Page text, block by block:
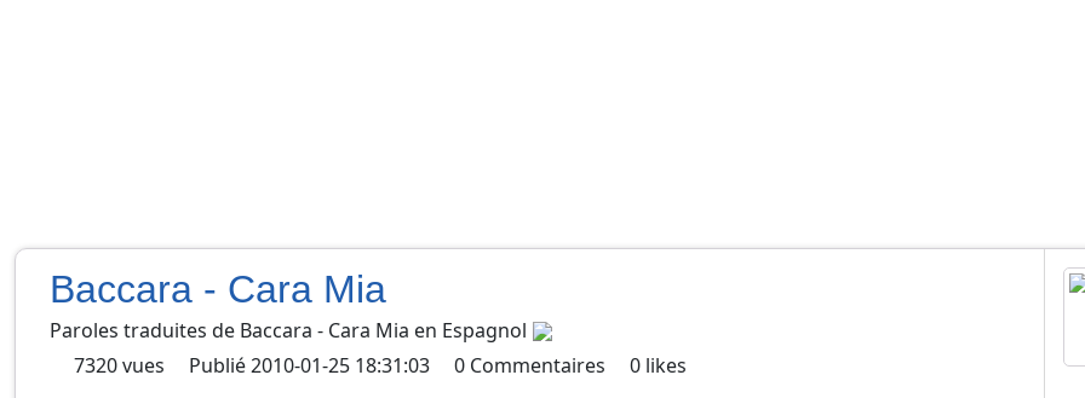
Baccara - Cara Mia
Paroles traduites de Baccara - Cara Mia en Espagnol
7320vues Publié2010-01-25 18:31:03 0 Commentaires 0 likes